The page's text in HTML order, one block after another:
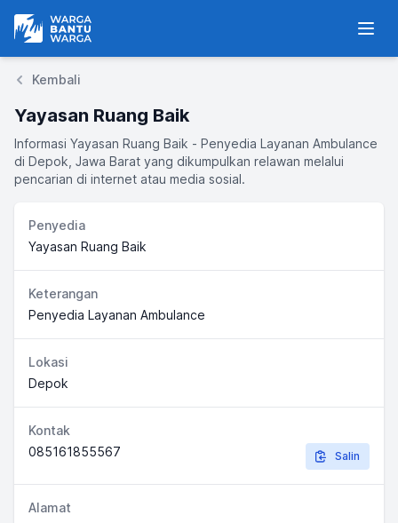
Warga Bantu Warga
Kembali
Yayasan Ruang Baik
Informasi Yayasan Ruang Baik - Penyedia Layanan Ambulance
di Depok, Jawa Barat yang dikumpulkan relawan melalui
pencarian di internet atau media sosial.
Penyedia
Yayasan Ruang Baik
Keterangan
Penyedia Layanan Ambulance
Lokasi
Depok
Kontak
085161855567
Salin
Alamat